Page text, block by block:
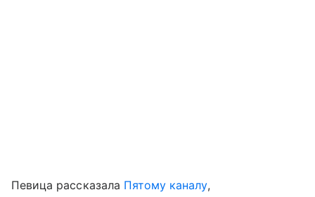
Певица рассказала Пятому каналу,